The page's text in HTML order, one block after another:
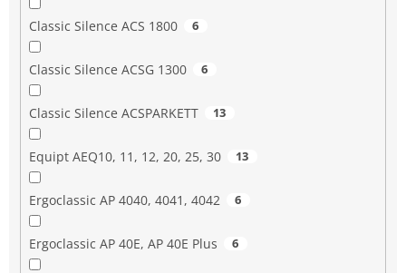
Classic Silence ACS 1800 6
Classic Silence ACSG 1300 6
Classic Silence ACSPARKETT 13
Equipt AEQ10, 11, 12, 20, 25, 30 13
Ergoclassic AP 4040, 4041, 4042 6
Ergoclassic AP 40E, AP 40E Plus 6